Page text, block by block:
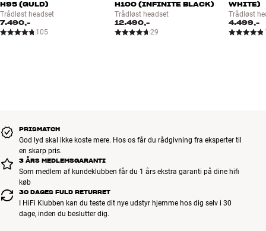
H95 (GULD)
Trådløst headset
7.490,-
105
H100 (INFINITE BLACK)
Trådløst headset
12.490,-
29
WHITE)
Trådløst
4.499,-
PRISMATCH
God lyd skal ikke koste mere. Hos os får du rådgivning fra eksperter til
en skarp pris.
3 ÅRS MEDLEMSGARANTI
Som medlem af kundeklubben får du 1 års ekstra garanti på dine hifi
køb
30 DAGES FULD RETURRET
I HiFi Klubben kan du teste dit nye udstyr hjemme hos dig selv i 30
dage, inden du beslutter dig.